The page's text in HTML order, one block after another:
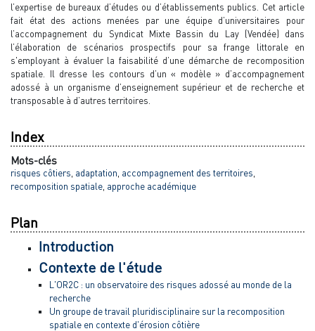
l’expertise de bureaux d’études ou d’établissements publics. Cet article
fait état des actions menées par une équipe d’universitaires pour
l’accompagnement du Syndicat Mixte Bassin du Lay (Vendée) dans
l’élaboration de scénarios prospectifs pour sa frange littorale en
s'employant à évaluer la faisabilité d’une démarche de recomposition
spatiale. Il dresse les contours d’un « modèle » d’accompagnement
adossé à un organisme d’enseignement supérieur et de recherche et
transposable à d’autres territoires.
Index
Mots-clés
risques côtiers adaptation accompagnement des territoires
recomposition spatiale approche académique
Plan
Introduction
Contexte de l'étude
L'OR2C : un observatoire des risques adossé au monde de la
recherche
Un groupe de travail pluridisciplinaire sur la recomposition
spatiale en contexte d'érosion côtière